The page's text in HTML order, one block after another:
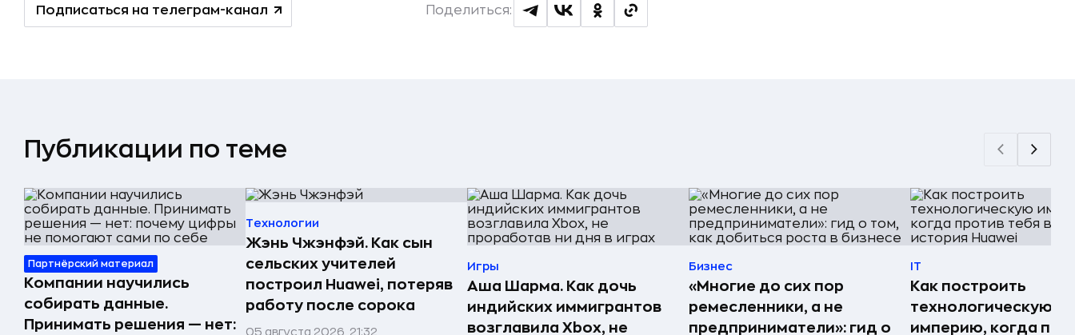
Подписаться на телеграм-канал Поделиться:
Публикации по теме
Партнёрский материал
Компании научились
собирать данные.
Принимать решения — нет:
Технологии
Жэнь Чжэнфэй. Как сын
сельских учителей
построил Huawei, потеряв
работу после сорока
05 августа 2026, 21:32
Игры
Аша Шарма. Как дочь
индийских иммигрантов
возглавила Xbox, не
Бизнес
«Многие до сих пор
ремесленники, а не
предприниматели»: гид о
IT
Как построить
технологическую
империю, когда